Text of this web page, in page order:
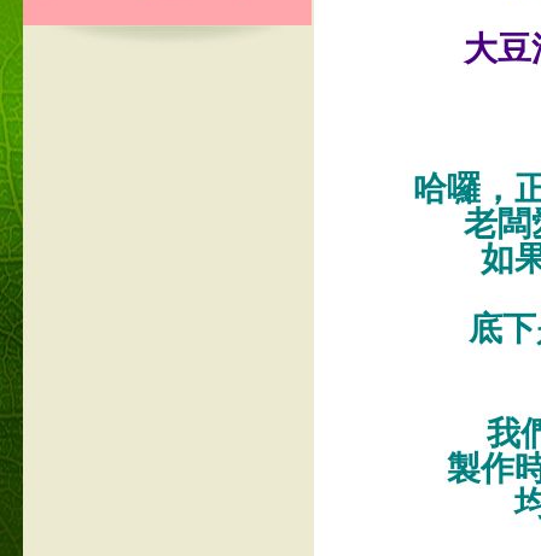
大
哈囉，
老闆
如
底
我
製作